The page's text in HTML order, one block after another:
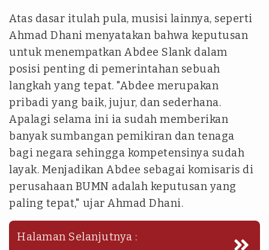
Atas dasar itulah pula, musisi lainnya, seperti
Ahmad Dhani menyatakan bahwa keputusan
untuk menempatkan Abdee Slank dalam
posisi penting di pemerintahan sebuah
langkah yang tepat. "Abdee merupakan
pribadi yang baik, jujur, dan sederhana.
Apalagi selama ini ia sudah memberikan
banyak sumbangan pemikiran dan tenaga
bagi negara sehingga kompetensinya sudah
layak. Menjadikan Abdee sebagai komisaris di
perusahaan BUMN adalah keputusan yang
paling tepat," ujar Ahmad Dhani.
Halaman Selanjutnya :